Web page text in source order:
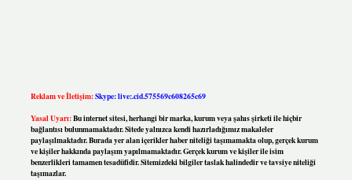
Reklam ve İletişim:Skype: live:.cid.575569c608265c69
Yasal Uyarı:Bu internet sitesi, herhangi bir marka, kurum veya şahıs şirketi ile hiçbir
bağlantısı bulunmamaktadır. Sitede yalnızca kendi hazırladığımız makaleler
paylaşılmaktadır. Burada yer alan içerikler haber niteliği taşımamakta olup, gerçek kurum
ve kişiler hakkında paylaşım yapılmamaktadır. Gerçek kurum ve kişiler ile isim
benzerlikleri tamamen tesadüfidir. Sitemizdeki bilgiler taslak halindedir ve tavsiye niteliği
taşımazlar.